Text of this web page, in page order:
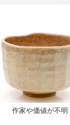
作家や価値が不明